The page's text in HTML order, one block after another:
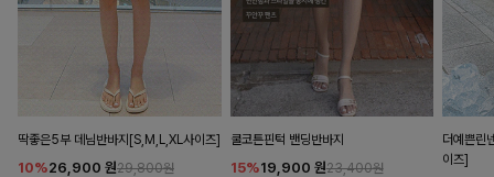
딱좋은5부 데님반바지[S,M,L,XL사이즈]
10%26,900 원29,800원
쿨코튼핀턱 밴딩반바지
15%19,900 원23,400원
더예쁜린
이즈]